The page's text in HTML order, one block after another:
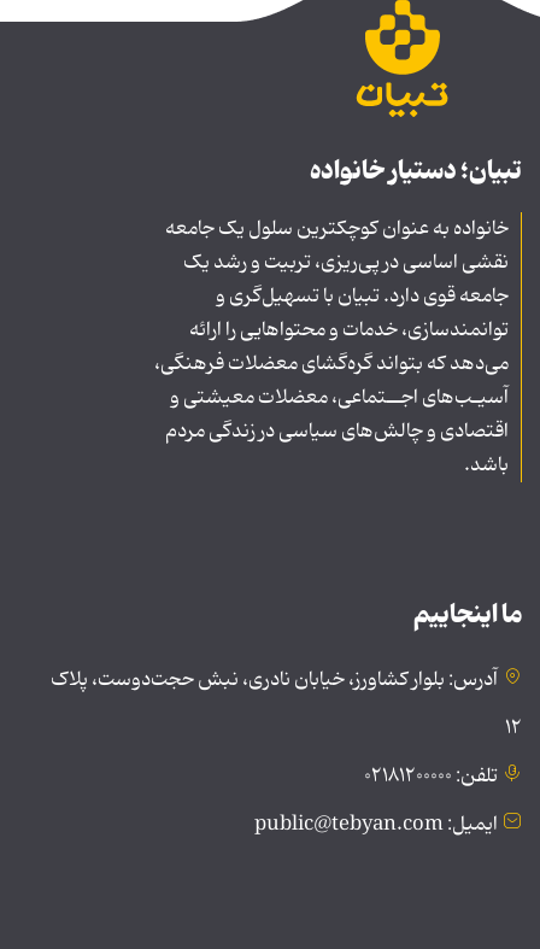
تبیان؛ دستیار خانواده
خانواده به عنوان کوچکترین سلول یک جامعه
نقشی اساسی در پی‌ریزی، تربیت و رشد یک
جامعه قوی دارد. تبیان با تسهیل‌گری و
توانمندسازی، خدمات و محتواهایی را ارائه
می‌دهد که بتواند گره‌گشای معضلات فرهنگی،
آسیـب‌های اجــتماعی، معضلات معیشتی و
اقتصادی و چالش‌های سیاسی در زندگی مردم
باشد.
ما اینجاییم
آدرس: بلوار کشاورز، خیابان نادری، نبش حجت‌دوست، پلاک
۱۲
تلفن: ۰۲۱۸۱۲۰۰۰۰۰
ایمیل: public@tebyan.com